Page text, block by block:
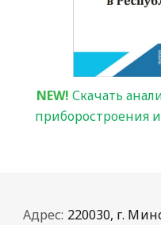
NEW! Скачать
приборостроения
Адрес: 220030, г.